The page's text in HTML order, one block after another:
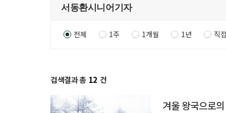
전체 1주 1개월 1년 직
검색결과 총 12 건
겨울 왕국으로